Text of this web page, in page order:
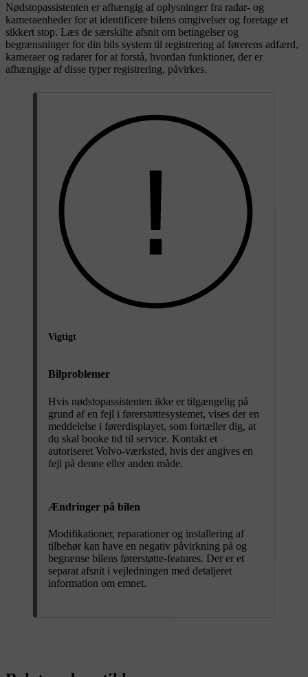
Nødstopassistenten er afhængig af oplysninger fra radar- og
kameraenheder for at identificere bilens omgivelser og foretage et
sikkert stop. Læs de særskilte afsnit om betingelser og
begrænsninger for din bils system til registrering af førerens adfærd,
kameraer og radarer for at forstå, hvordan funktioner, der er
afhængige af disse typer registrering, påvirkes.
Vigtigt
Bilproblemer
Hvis nødstopassistenten ikke er tilgængelig på
grund af en fejl i førerstøttesystemet, vises der en
meddelelse i førerdisplayet, som fortæller dig, at
du skal booke tid til service. Kontakt et
autoriseret Volvo-værksted, hvis der angives en
fejl på denne eller anden måde.
Ændringer på bilen
Modifikationer, reparationer og installering af
tilbehør kan have en negativ påvirkning på og
begrænse bilens førerstøtte-features. Der er et
separat afsnit i vejledningen med detaljeret
information om emnet.